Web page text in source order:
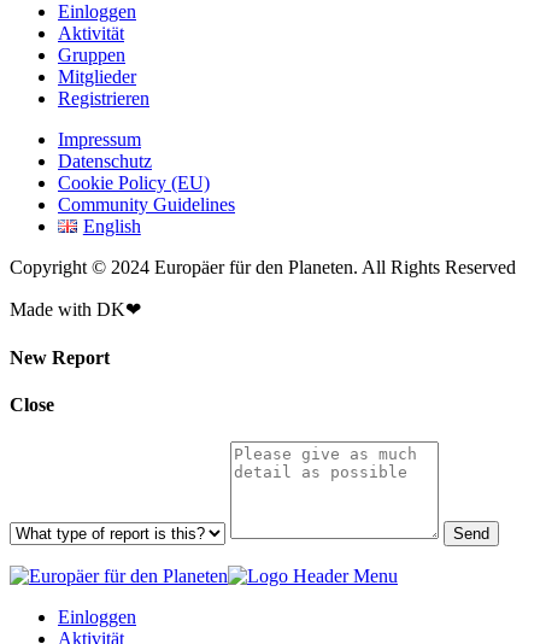
Einloggen
Aktivität
Gruppen
Mitglieder
Registrieren
Impressum
Datenschutz
Cookie Policy (EU)
Community Guidelines
English
Copyright © 2024 Europäer für den Planeten. All Rights Reserved
Made with DK❤
New Report
Close
Send
Einloggen
Aktivität